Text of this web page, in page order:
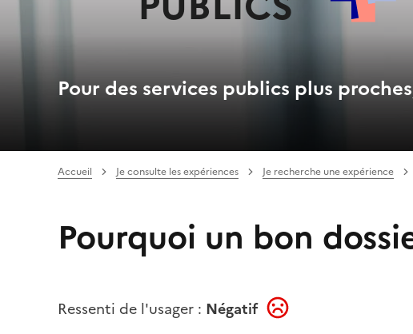
Pour des services publics plus
Accueil Je consulte les expériences Je recherche une expérience
Pourquoi un bon
Ressenti de l'usager : Négatif